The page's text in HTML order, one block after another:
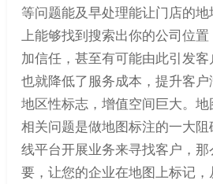
等问题能及早处理能让门店的
上能够找到搜索出你的公司位
加信任，甚至有可能由此引发
也就降低了服务成本，提升客
地区性标志，增值空间巨大。
相关问题是做地图标注的一大
线平台开展业务来寻找客户，
要，让您的企业在地图上标记